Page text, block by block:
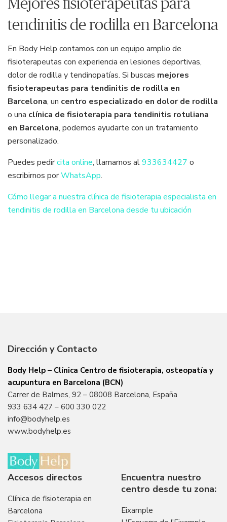
Mejores fisioterapeutas para
tendinitis de rodilla en Barcelona
En Body Help contamos con un equipo amplio de
fisioterapeutas con experiencia en lesiones deportivas,
dolor de rodilla y tendinopatías. Si buscas mejores
fisioterapeutas para tendinitis de rodilla en
Barcelona, un centro especializado en dolor de rodilla
o una clínica de fisioterapia para tendinitis rotuliana
en Barcelona, podemos ayudarte con un tratamiento
personalizado.
Puedes pedircita online, llamarnos al933634427 o
escribirnos porWhatsApp.
Cómo llegar a nuestra clínica de fisioterapia especialista en
tendinitis de rodilla en Barcelona desde tu ubicación
Dirección y Contacto
Body Help – Clínica Centro de fisioterapia, osteopatía y
acupuntura en Barcelona (BCN)
Carrer de Balmes, 92 – 08008 Barcelona, España
933 634 427 – 600 330 022
info@bodyhelp.es
www.bodyhelp.es
Accesos directos
Clínica de fisioterapia en
Barcelona
Encuentra nuestro
centro desde tu zona:
Eixample